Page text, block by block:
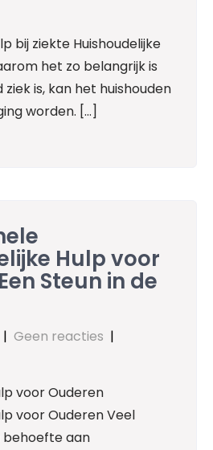
bij ziekte Huishoudelijke
het zo belangrijk is
is, kan het huishouden
worden. […]
Hulp voor
Steun in de
| Geen reacties |
voor Ouderen
voor Ouderen Veel
aan